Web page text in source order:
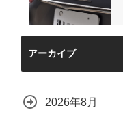
アーカイブ
2026年8月